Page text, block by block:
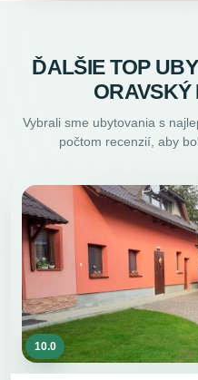
ĎALŠIE TOP
Vybrali sme ubytovania s
počtom recenzií, aby
10.0